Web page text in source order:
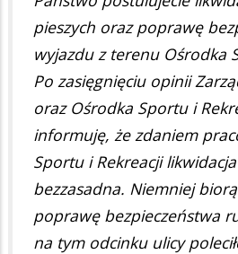
pieszych oraz poprawę
wyjazdu z terenu Ośrodka
Po zasięgnięciu opinii
oraz Ośrodka Sportu i
informuję, że zdaniem
Sportu i Rekreacji
bezzasadna. Niemniej
poprawę bezpieczeństwa
na tym odcinku ulicy